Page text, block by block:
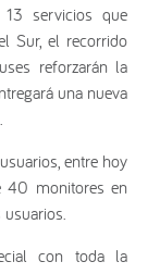
servicios que
Sur, el recorrido
reforzarán la
una nueva
entre hoy
40 monitores en
con toda la